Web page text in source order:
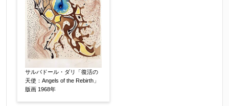
サルバドール・ダリ「復活の
天使：Angels of the Rebirth」
版画 1968年